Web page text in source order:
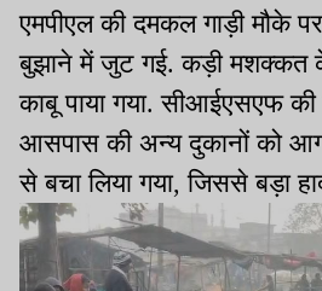
एमपीएल की दमकल गाड़ी मौके
बुझाने में जुट गई. कड़ी मशक्कत
काबू पाया गया. सीआईएसएफ की
आसपास की अन्य दुकानों को
से बचा लिया गया, जिससे बड़ा